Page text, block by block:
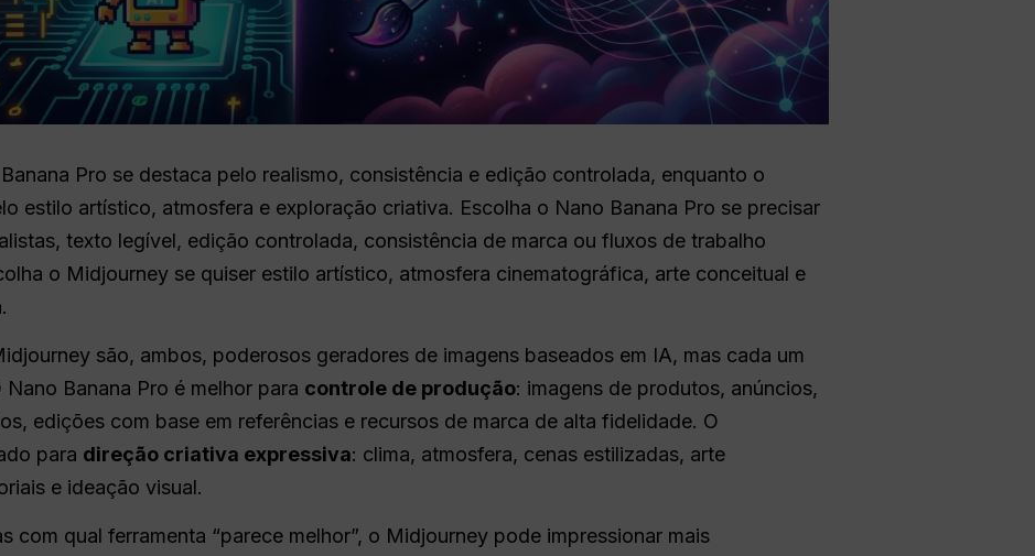
Pro se destaca pelo realismo, consistência e edição controlada, enquanto o
estilo artístico, atmosfera e exploração criativa. Escolha o Nano Banana Pro se precisar
texto legível, edição controlada, consistência de marca ou fluxos de trabalho
o Midjourney se quiser estilo artístico, atmosfera cinematográfica, arte conceitual e
são, ambos, poderosos geradores de imagens baseados em IA, mas cada um
Banana Pro é melhor para controle de produção: imagens de produtos, anúncios,
edições com base em referências e recursos de marca de alta fidelidade. O
para direção criativa expressiva: clima, atmosfera, cenas estilizadas, arte
e ideação visual.
com qual ferramenta “parece melhor”, o Midjourney pode impressionar mais